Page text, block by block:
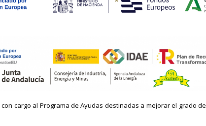
con cargo al Programa de Ayudas destinadas a mejorar el